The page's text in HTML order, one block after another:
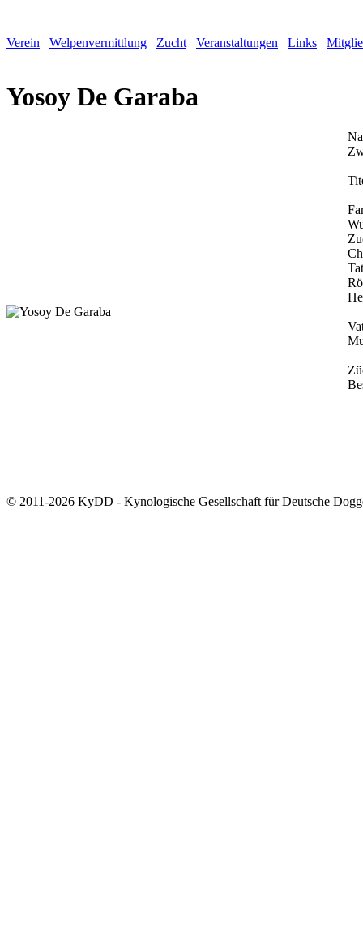
Verein Welpenvermittlung Zucht Veranstaltungen Links
Yosoy De Garaba
© 2011-2026 KyDD - Kynologische Gesellschaft für Deutsche